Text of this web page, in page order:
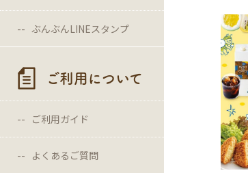
ぶんぶんLINEスタンプ
ご利用について
ご利用ガイド
よくあるご質問